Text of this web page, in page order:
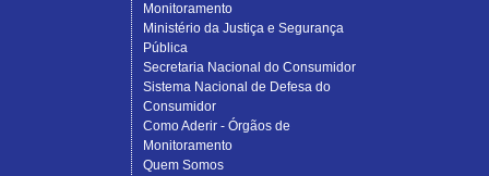
Monitoramento
Ministério da Justiça e Segurança
Pública
Secretaria Nacional do Consumidor
Sistema Nacional de Defesa do
Consumidor
Como Aderir - Órgãos de
Monitoramento
Quem Somos